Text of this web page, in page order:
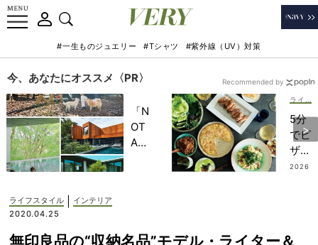
#一生ものジュエリー #Tシャツ #紫外線（UV）対策
今、あなたにオススメ〈PR〉
「N
OT
A
記憶
5分
でピ
ザ、
絶品
2026
Recommended by
ライフスタイル
インテリア
2020.04.25
無印良品の“収納名品”モデル・ライター＆